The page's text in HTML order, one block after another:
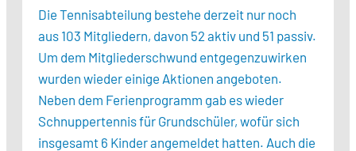
Die Tennisabteilung bestehe derzeit nur noch
aus 103 Mitgliedern, davon 52 aktiv und 51 passiv.
Um dem Mitgliederschwund entgegenzuwirken
wurden wieder einige Aktionen angeboten.
Neben dem Ferienprogramm gab es wieder
Schnuppertennis für Grundschüler, wofür sich
insgesamt 6 Kinder angemeldet hatten. Auch die